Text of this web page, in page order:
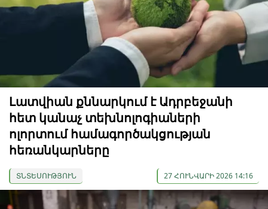
Լատվիան քննարկում է Ադրբեջանի
հետ կանաչ տեխնոլոգիաների
ոլորտում համագործակցության
հեռանկարները
ՏՆՏԵՍՈՒԹՅՈՒՆ 27 ՀՈՒՆՎԱՐԻ 2026 14:16